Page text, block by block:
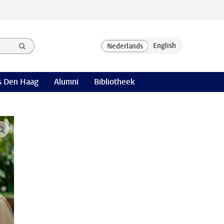
Den Haag Alumni Bibliotheek
open modal